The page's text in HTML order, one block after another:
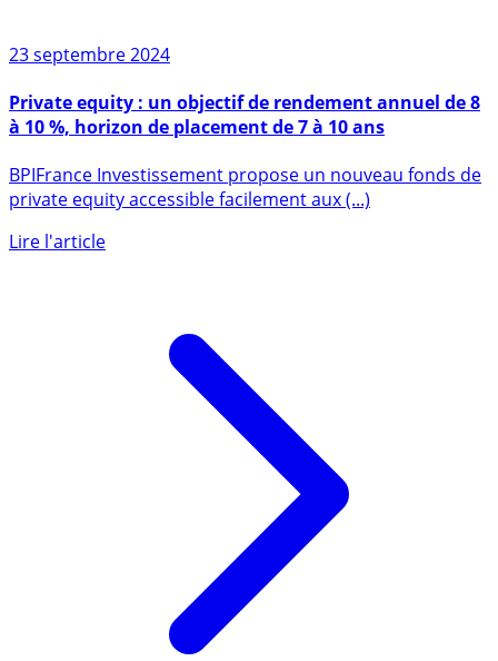
23 septembre 2024
à 10 %, horizon de placement de 7 à 10 ans
private equity accessible facilement aux (...)